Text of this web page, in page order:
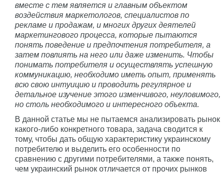
вместе с тем является и главным объектом
воздействия маркетологов, специалистов по
рекламе и продажам, и многих других деятелей
маркетингового процесса, которые пытаются
понять поведение и предпочтения потребителя, а
затем повлиять на него или даже изменить. Чтобы
понимать потребителя и осуществлять успешную
коммуникацию, необходимо иметь опыт, применять
всю свою интуицию и проводить регулярное и
детальное изучение этого изменчивого, неуловимого,
но столь необходимого и интересного объекта.
В данной статье мы не пытаемся анализировать рынок
какого-либо конкретного товара, задача сводится к
тому, чтобы дать общую характеристику украинскому
потребителю и выделить его особенности по
сравнению с другими потребителями, а также понять,
чем украинский рынок отличается от прочих рынков